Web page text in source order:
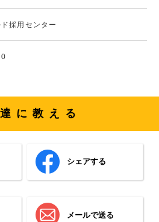
採用センター
に教える
シェアする
メールで送る